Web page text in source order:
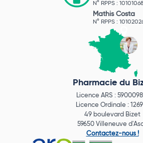
N° RPPS :
Mathis Costa
N° RPPS :
Pharmacie du
Licence ARS :
Licence Ordinale :
49 boulevard Bizet
59650 Villeneuve
Contactez-nous !